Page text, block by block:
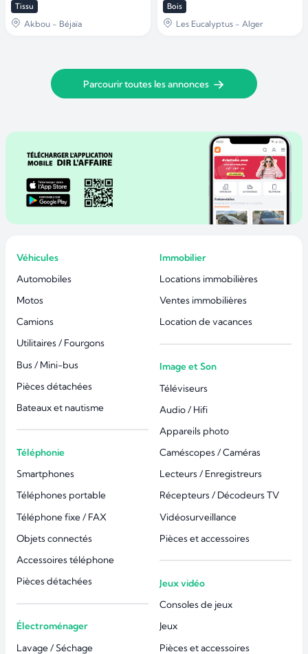
Tissu
Akbou - Béjaïa
Bois
Les Eucalyptus - Alger
Parcourir toutes les annonces
Véhicules
Automobiles
Motos
Camions
Utilitaires / Fourgons
Bus / Mini-bus
Pièces détachées
Bateaux et nautisme
Téléphonie
Smartphones
Téléphones portable
Téléphone fixe / FAX
Objets connectés
Accessoires téléphone
Pièces détachées
Électroménager
Lavage / Séchage
Immobilier
Locations immobilières
Ventes immobilières
Location de vacances
Image et Son
Téléviseurs
Audio / Hifi
Appareils photo
Caméscopes / Caméras
Lecteurs / Enregistreurs
Récepteurs / Décodeurs TV
Vidéosurveillance
Pièces et accessoires
Jeux vidéo
Consoles de jeux
Jeux
Pièces et accessoires